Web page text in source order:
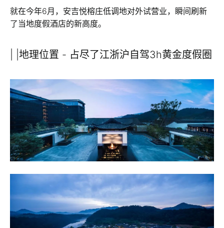
就在今年6月，安吉悦榕庄低调地对外试营业，瞬间刷新
了当地度假酒店的新高度。
| |地理位置 - 占尽了江浙沪自驾3h黄金度假圈